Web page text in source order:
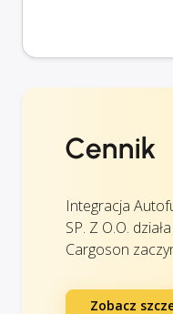
Cennik
Integracja
SP. Z O.O.
Cargoson
Zobacz